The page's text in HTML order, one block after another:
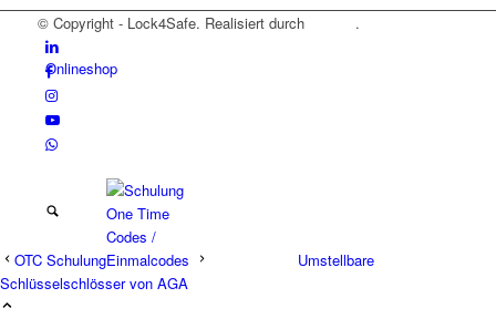
Onlineshop
© Copyright - Lock4Safe. Realisiert durch .
OTC Schulung
Umstellbare
Schlüsselschlösser von AGA